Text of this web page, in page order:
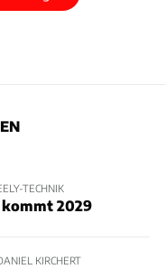
TECHNIK
kommt 2029
KIRCHERT